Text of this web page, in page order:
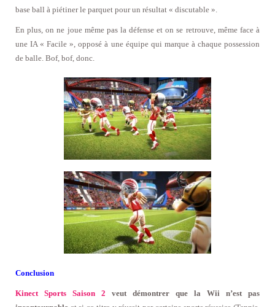
base ball à piétiner le parquet pour un résultat « discutable ».
En plus, on ne joue même pas la défense et on se retrouve, même face à
une IA « Facile », opposé à une équipe qui marque à chaque possession
de balle. Bof, bof, donc.
Conclusion
Kinect Sports Saison 2
veut démontrer que la Wii n’est pas